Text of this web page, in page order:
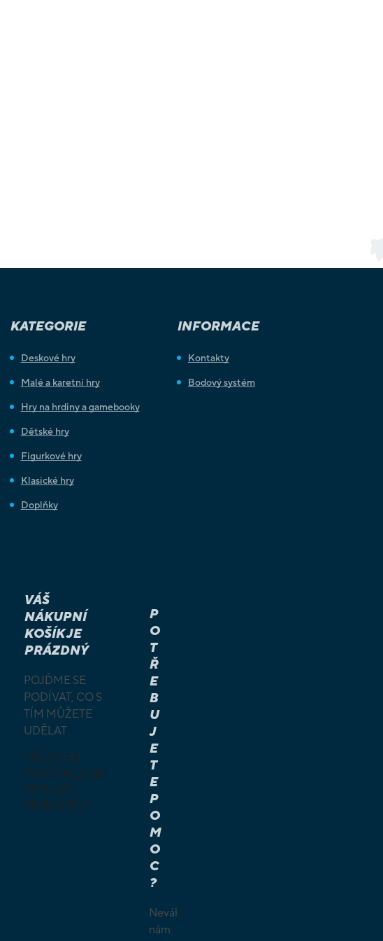
KATEGORIE
Deskové hry
Malé a karetní hry
Hry na hrdiny a gamebooky
Dětské hry
Figurkové hry
Klasické hry
Doplňky
INFORMACE
Kontakty
Bodový systém
VÁŠ
NÁKUPNÍ
KOŠÍK JE
PRÁZDNÝ
POJĎME SE
PODÍVAT, CO S
TÍM MŮŽETE
UDĚLAT
MŮŽETE
PROZKOUM
AT NAŠI
NABÍDKU
P
O
T
Ř
E
B
U
J
E
T
E
P
O
M
O
C
?
Neváhejte
nám